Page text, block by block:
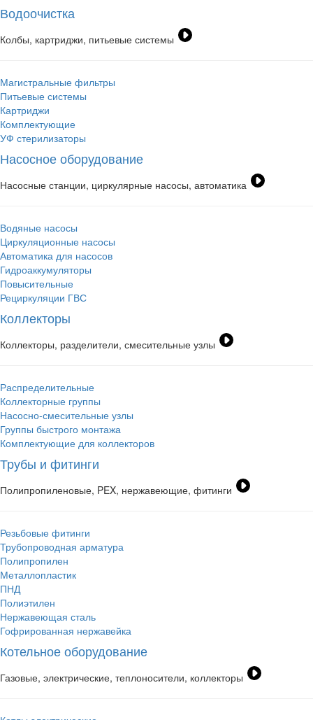
Водоочистка
Колбы, картриджи, питьевые системы
Магистральные фильтры
Питьевые системы
Картриджи
Комплектующие
УФ стерилизаторы
Насосное оборудование
Насосные станции, циркулярные насосы, автоматика
Водяные насосы
Циркуляционные насосы
Автоматика для насосов
Гидроаккумуляторы
Повысительные
Рециркуляции ГВС
Коллекторы
Коллекторы, разделители, смесительные узлы
Распределительные
Коллекторные группы
Насосно-смесительные узлы
Группы быстрого монтажа
Комплектующие для коллекторов
Трубы и фитинги
Полипропиленовые, PEX, нержавеющие, фитинги
Резьбовые фитинги
Трубопроводная арматура
Полипропилен
Металлопластик
ПНД
Полиэтилен
Нержавеющая сталь
Гофрированная нержавейка
Котельное оборудование
Газовые, электрические, теплоносители, коллекторы